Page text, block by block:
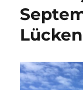
2021
–
weil
sie